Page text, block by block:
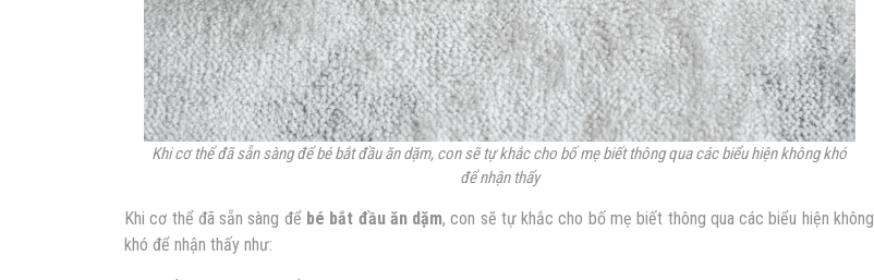
Khi cơ thể đã sẵn sàng để bé bắt đầu ăn dặm, con sẽ tự khắc cho bố mẹ biết thông qua các biểu hiện không khó
để nhận thấy
Khi cơ thể đã sẵn sàng để bé bắt đầu ăn dặm, con sẽ tự khắc cho bố mẹ biết thông qua các biểu hiện không
khó để nhận thấy như: